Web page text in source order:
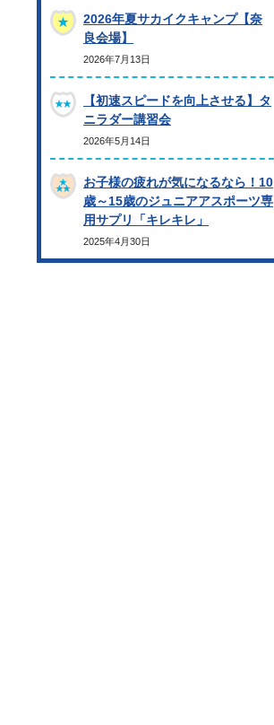
2026年夏サカイクキャンプ【奈
良会場】
2026年7月13日
【初速スピードを向上させる】タ
ニラダー講習会
2026年5月14日
お子様の疲れが気になるなら！10
歳～15歳のジュニアアスポーツ専
用サプリ「キレキレ」
2025年4月30日